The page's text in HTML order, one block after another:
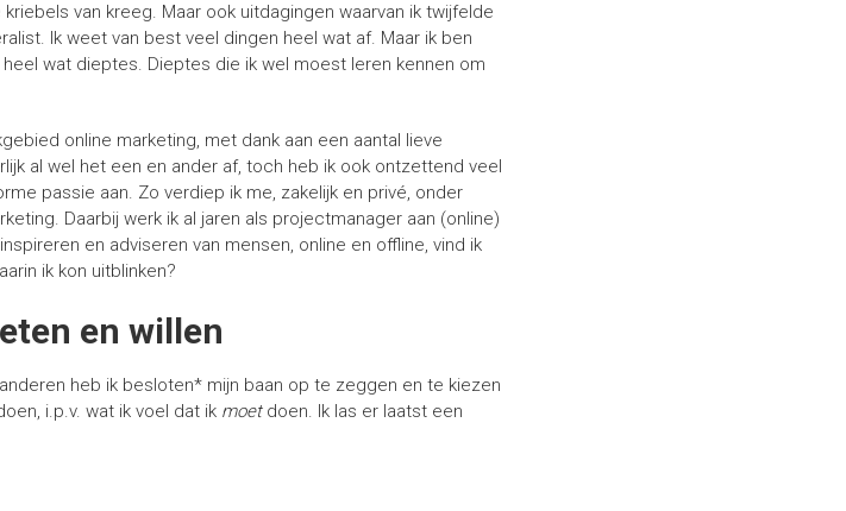
van kreeg. Maar ook uitdagingen waarvan ik twijfelde
Ik weet van best veel dingen heel wat af. Maar ik ben
wat dieptes. Dieptes die ik wel moest leren kennen om
online marketing, met dank aan een aantal lieve
al wel het een en ander af, toch heb ik ook ontzettend veel
passie aan. Zo verdiep ik me, zakelijk en privé, onder
Daarbij werk ik al jaren als projectmanager aan (online)
en adviseren van mensen, online en offline, vind ik
ik kon uitblinken?
en willen
heb ik besloten* mijn baan op te zeggen en te kiezen
i.p.v. wat ik voel dat ik moet doen. Ik las er laatst een